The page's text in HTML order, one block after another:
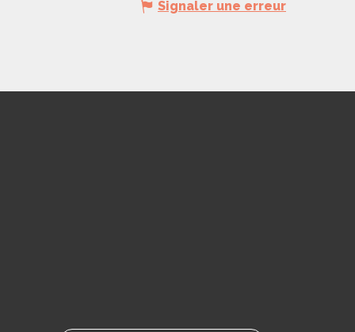
Signaler une erreur